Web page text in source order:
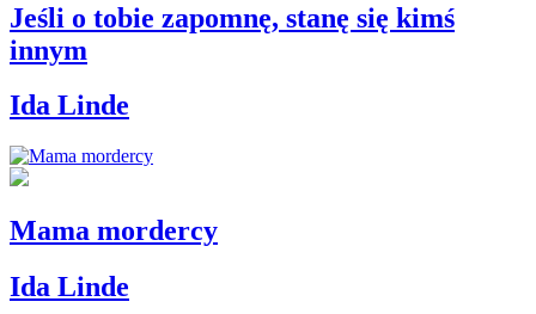
Jeśli o tobie zapomnę, stanę się kimś
innym
Ida Linde
Mama mordercy
Ida Linde